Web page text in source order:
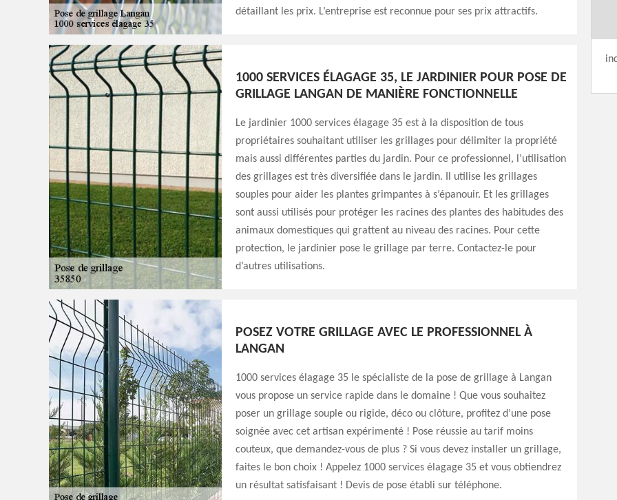
détaillant les prix. L’entreprise est reconnue pour ses prix attractifs.
1000 SERVICES ÉLAGAGE 35, LE JARDINIER POUR POSE DE
GRILLAGE LANGAN DE MANIÈRE FONCTIONNELLE
Le jardinier 1000 services élagage 35 est à la disposition de tous
propriétaires souhaitant utiliser les grillages pour délimiter la propriété
mais aussi différentes parties du jardin. Pour ce professionnel, l’utilisation
des grillages est très diversifiée dans le jardin. Il utilise les grillages
souples pour aider les plantes grimpantes à s’épanouir. Et les grillages
sont aussi utilisés pour protéger les racines des plantes des habitudes des
animaux domestiques qui grattent au niveau des racines. Pour cette
protection, le jardinier pose le grillage par terre. Contactez-le pour
d’autres utilisations.
POSEZ VOTRE GRILLAGE AVEC LE PROFESSIONNEL À
LANGAN
1000 services élagage 35 le spécialiste de la pose de grillage à Langan
vous propose un service rapide dans le domaine ! Que vous souhaitez
poser un grillage souple ou rigide, déco ou clôture, profitez d’une pose
soignée avec cet artisan expérimenté ! Pose réussie au tarif moins
couteux, que demandez-vous de plus ? Si vous devez installer un grillage,
faites le bon choix ! Appelez 1000 services élagage 35 et vous obtiendrez
un résultat satisfaisant ! Devis de pose établi sur téléphone.